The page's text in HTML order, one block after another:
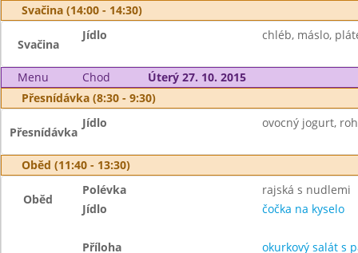
Svačina (14:00 - 14:30)
Svačina
Jídlo chléb, máslo,
Menu Chod
Úterý 27. 10. 2015
Přesnídávka (8:30 - 9:30)
Přesnídávka
Jídlo ovocný jogurt,
Oběd (11:40 - 13:30)
Oběd
Polévka
rajská s nudlemi
Jídlo
čočka na kyselo
Příloha okurkový salát s